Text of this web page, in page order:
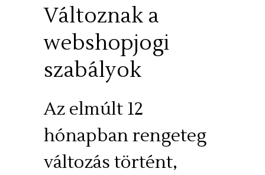
Változnak a
webshopjogi
szabályok
Az elmúlt 12
hónapban rengeteg
változás történt,